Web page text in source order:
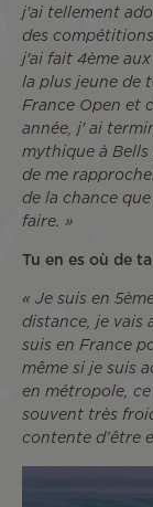
j'ai tellement
des
j'ai fait 4ème
la plus jeune de
France Open et
année, j' ai
mythique à Bells
de me
de la chance
faire. »
Tu en es où de
« Je suis en
distance, je vais
suis en France
même si je suis
en métropole,
souvent très
contente d’être